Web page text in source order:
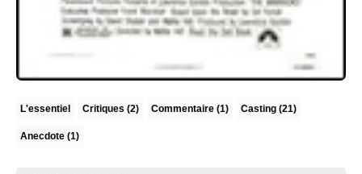
L'essentiel Critiques (2) Commentaire (1) Casting (21)
Anecdote (1)